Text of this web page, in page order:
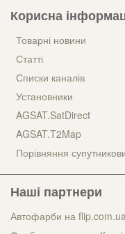
Корисна
Товарні новини
Статті
Списки каналів
Установники
AGSAT.SatDirect
AGSAT.T2Map
Порівняння
Наші партнери
Автофарби на flip.com.ua